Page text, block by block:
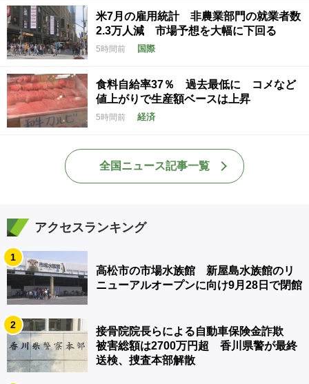
米7月の雇用統計 非農業部門の就業者数
2.3万人減 市場予想を大幅に下回る
5時間前 国際
食料自給率37％ 過去最低に コメなど
値上がりで生産額ベースは上昇
5時間前 経済
全国ニュース記事一覧
アクセスランキング
1
高松市の市場水族館 新屋島水族館のリ
ニューアルオープンに向け9月28日で閉館
2
接骨院院長らによる自動車保険金詐欺
被害総額は2700万円超 香川県警が最終
送検、捜査本部解散